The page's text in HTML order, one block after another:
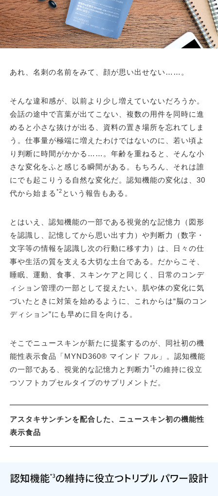
あれ、名刺の名前をみて、顔が思い出せない……。
そんな違和感が、以前より少し増えていないだろうか。
会話の途中で言葉が出てこない、複数の用件を同時に進
めると小さな抜けが出る、資料の置き場所を忘れてしま
う。仕事量が極端に増えたわけではないのに、若い頃よ
り判断に時間がかかる……。年齢を重ねると、そんな小
さな変化をふと感じる瞬間がある。もちろん、それは誰
にでも起こりうる自然な変化だ。認知機能の変化は、30
代から始まる *2 という報告もある。
とはいえ、認知機能の一部である視覚的な記憶力（図形
を認識し、記憶してから思い出す力）や判断力（数字・
文字等の情報を認識し次の行動に移す力）は、日々の仕
事や生活の質を支える大切な土台である。だからこそ、
睡眠、運動、食事、スキンケアと同じく、日常のコンデ
ィション管理の一部として捉えたい。肌や体の変化に気
づいたときに対策を始めるように、これからは“脳のコン
ディション”にも早めに目を向ける。
そこでニュースキンが新たに提案するのが、同社初の機
能性表示食品「MYND360® マインド フル」。認知機能
の一部である、視覚的な記憶力と判断力 *1 の維持に役立
つソフトカプセルタイプのサプリメントだ。
アスタキサンチンを配合した、ニュースキン初の機能性
表示食品